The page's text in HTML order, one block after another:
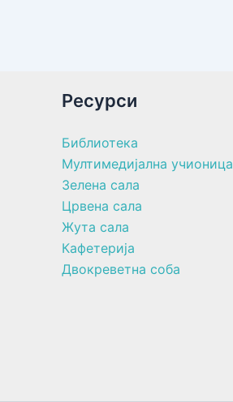
Ресурси
Библиотека
Мултимедијална учионица
Зелена сала
Црвена сала
Жута сала
Кафетерија
Двокреветна соба